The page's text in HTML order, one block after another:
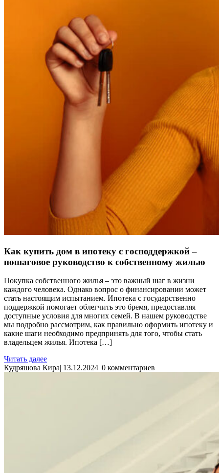
Как купить дом в ипотеку с господдержкой –
пошаговое руководство к собственному жилью
Покупка собственного жилья – это важный шаг в жизни
каждого человека. Однако вопрос о финансировании может
стать настоящим испытанием. Ипотека с государственно
поддержкой помогает облегчить это бремя, предоставляя
доступные условия для многих семей. В нашем руководстве
мы подробно рассмотрим, как правильно оформить ипотеку и
какие шаги необходимо предпринять для того, чтобы стать
владельцем жилья. Ипотека […]
Читать далее
Кудряшова Кира| 13.12.2024| 0 комментариев